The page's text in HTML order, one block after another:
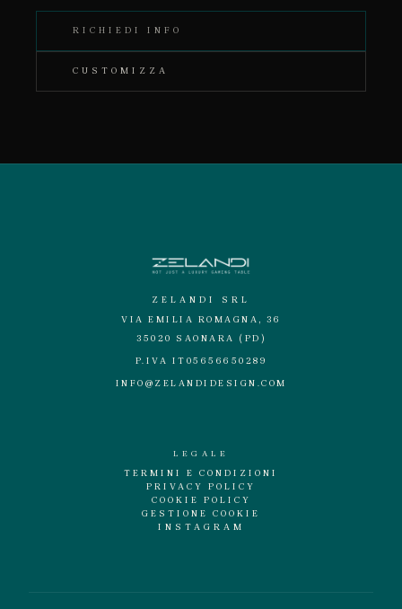
RICHIEDI INFO
CUSTOMIZZA
ZELANDI SRL
VIA EMILIA ROMAGNA, 36
35020 SAONARA (PD)
P.IVA IT05656650289
INFO@ZELANDIDESIGN.COM
LEGALE
TERMINI E CONDIZIONI
PRIVACY POLICY
COOKIE POLICY
GESTIONE COOKIE
INSTAGRAM